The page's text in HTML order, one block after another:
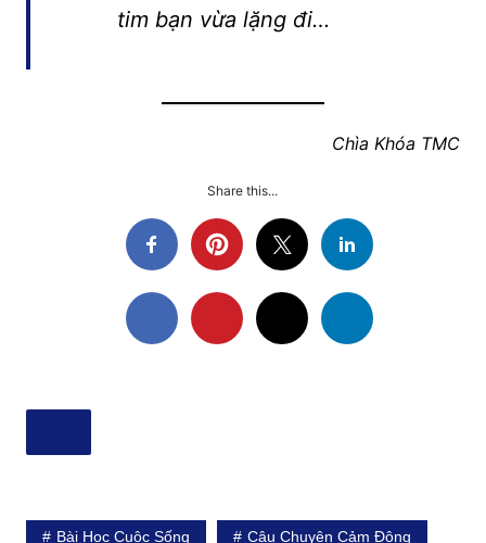
tim bạn vừa lặng đi…
Chìa Khóa TMC
Share this...
Bài Học Cuộc Sống Câu Chuyện Cảm Động